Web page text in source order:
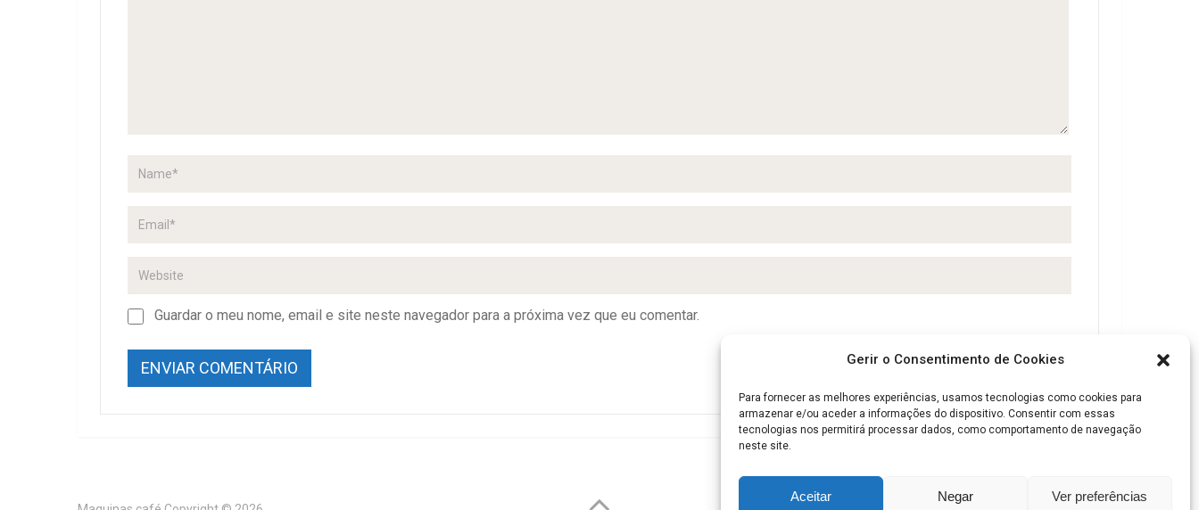
Gerir o Consentimento de Cookies
Para fornecer as melhores experiências, usamos tecnologias como cookies para
armazenar e/ou aceder a informações do dispositivo. Consentir com essas
tecnologias nos permitirá processar dados, como comportamento de navegação
neste site.
Aceitar Negar Ver preferências
Guardar o meu nome, email e site neste navegador para a próxima vez que eu comentar.